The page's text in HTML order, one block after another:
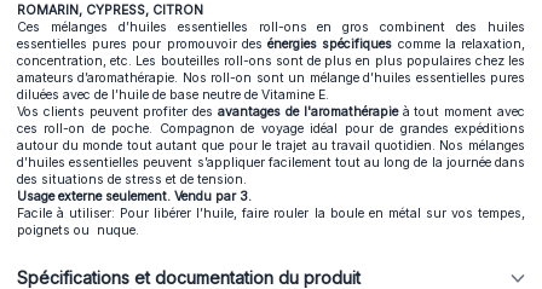
ROMARIN, CYPRESS, CITRON
Ces mélanges d’huiles essentielles roll-ons en gros combinent des huiles
essentielles pures pour promouvoir des énergies spécifiques comme la relaxation,
concentration, etc. Les bouteilles roll-ons sont de plus en plus populaires chez les
amateurs d’aromathérapie. Nos roll-on sont un mélange d’huiles essentielles pures
diluées avec de l’huile de base neutre de Vitamine E.
Vos clients peuvent profiter desavantages de l'aromathérapieà tout moment avec
ces roll-on de poche. Compagnon de voyage idéal pour de grandes expéditions
autour du monde tout autant que pour le trajet au travail quotidien. Nos mélanges
d’huiles essentielles peuvent s’appliquer facilement tout au long de la journée dans
des situations de stress et de tension.
Usage externe seulement. Vendu par 3.
Facile à utiliser: Pour libérer l’huile, faire rouler la boule en métal sur vos tempes,
poignets ou nuque.
Spécifications et documentation du produit